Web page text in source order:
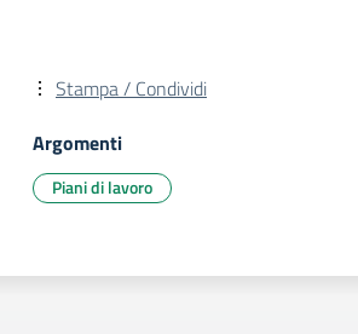
Stampa / Condividi
Argomenti
Piani di lavoro